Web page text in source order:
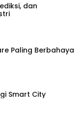
dan
Paling Berbahaya
Smart City